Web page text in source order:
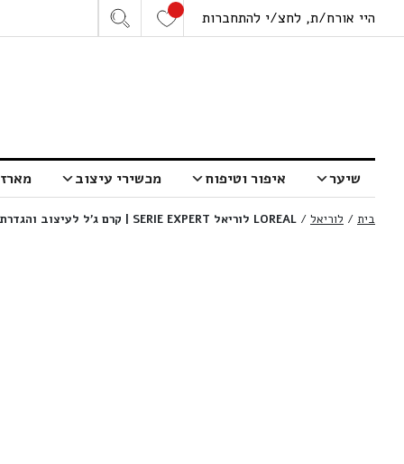
היי אורח/ת, לחצ/י להתחברות
שיער איפור וטיפוח מכשירי עיצוב
בית / לוריאל / LOREAL לוריאל SERIE EXPERT | קרם ג’ל לעיצוב והגדרת שיער מתולתל קרל אקספרשן | 250 מ”ל